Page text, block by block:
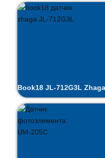
Book18 JL-712G3L